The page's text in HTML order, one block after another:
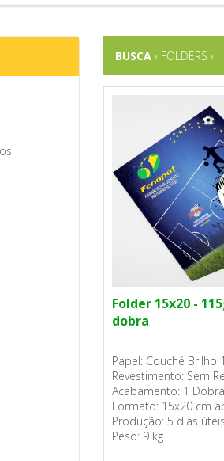
BUSCA › FOLDERS ›
Folder 15x20 -
dobra
Papel: Couché Brilho
Revestimento: Sem
Acabamento: 1 Dobra
Formato: 15x20 cm
Produção: 5 dias úteis
Peso: 9 kg